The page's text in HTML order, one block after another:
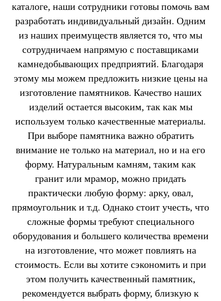
каталоге, наши сотрудники готовы помочь вам
разработать индивидуальный дизайн. Одним
из наших преимуществ является то, что мы
сотрудничаем напрямую с поставщиками
камнедобывающих предприятий. Благодаря
этому мы можем предложить низкие цены на
изготовление памятников. Качество наших
изделий остается высоким, так как мы
используем только качественные материалы.
При выборе памятника важно обратить
внимание не только на материал, но и на его
форму. Натуральным камням, таким как
гранит или мрамор, можно придать
практически любую форму: арку, овал,
прямоугольник и т.д. Однако стоит учесть, что
сложные формы требуют специального
оборудования и большего количества времени
на изготовление, что может повлиять на
стоимость. Если вы хотите сэкономить и при
этом получить качественный памятник,
рекомендуется выбрать форму, близкую к